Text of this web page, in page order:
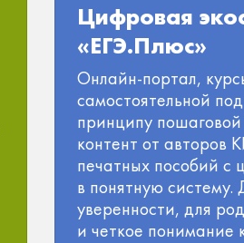
Цифровая
«ЕГЭ.Плюс»
Онлайн-портал,
самостоятельной
принципу
контент от авторов
печатных пособий
в понятную
уверенности, для
и четкое понимание